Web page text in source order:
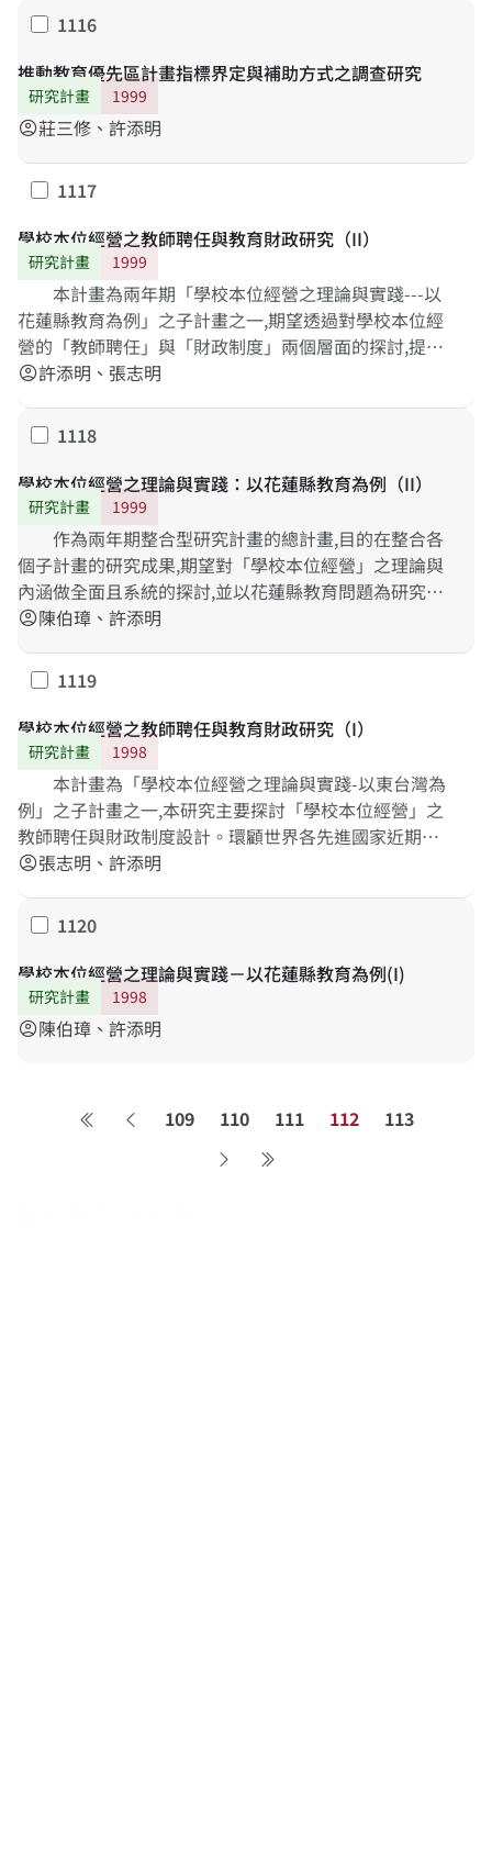
展計畫。我們發現民國77 年起，我國就已經要求學校擬
定校務發展計畫，但可惜都停留在經費的審核與撥款的
依據，而不在整體改善學校的運作與績效。我們再參酌
英國與澳洲維多利亞省校務發展計畫的內容與做法，得
出理想的校務發展計畫應包含五項主要內容：1. 學校願
景，2. 學校現況，3. 學校目標，4. 優先行動方案，5. 行
為規範，而這些內容都必須以有效提升學生學習為核
心；我們也建議校務發展計畫應納入責任績效制度架
構，才不致形同具文。
勾選1116
推動教育優先區計畫指標界定與補助方式之調查研究
研究計畫 1999
account_circle莊三修、許添明
勾選1117
學校本位經營之教師聘任與教育財政研究（II）
研究計畫 1999
本計畫為兩年期「學校本位經營之理論與實踐---以
花蓮縣教育為例」之子計畫之一,期望透過對學校本位經
營的「教師聘任」與「財政制度」兩個層面的探討,提供
落實學校本位經營的具體建議。 在教師聘任部份,我們建
於無責任負擔之教師所組成的委員會;而各校校長的遴選,
由各校教職員及家長代表組成的校長遴選委員會。 在財
政部份,我們建議學校本位的財政制度設計必須強調教育
理念的論述與教育結果的關連,並根據國外需求本位公式
(Needs-based formula)的設計理念,以及國內目前學校
經費分配制度的檢討,設計一套適合我國的學校本位財政
制度。
account_circle許添明、張志明
勾選1118
學校本位經營之理論與實踐：以花蓮縣教育為例（II）
研究計畫 1999
作為兩年期整合型研究計畫的總計畫,目的在整合各
個子計畫的研究成果,期望對「學校本位經營」之理論與
內涵做全面且系統的探討,並以花蓮縣教育問題為研究對
象,檢討「學校本位經營」在我國實踐的可能及其問題,並
本位經營」的參考。 本總計畫綜合整理各子計畫的研究
成果,並參考國外實施學校本位經營的內涵、失敗與成功
的原因,發現研究者非常肯定進入學校教育現場的行動研
究方式,也肯定學校本位經營賦予學校成員更多的專業自
主與教學工作成就感的貢獻;然而,本研究也發現學校本位
經營在我國若要成功實踐,必須注意(1)學校成員的增能
(Empowerment)與(2)制度的配套,兩者的影響力同等重
要。並且建議未來類似研究可在資訊回饋系統
(Information)與責任績效制度(Accountability)的建立繼
續探究,以提昇學生學習成就,達成教改目標。
account_circle陳伯璋、許添明
勾選1119
學校本位經營之教師聘任與教育財政研究（I）
研究計畫 1998
本計畫為「學校本位經營之理論與實踐-以東台灣為
例」之子計畫之一,本研究主要探討「學校本位經營」之
教師聘任與財政制度設計。環顧世界各先進國家近期發
展之趨勢,「學校本位經營」(School-based
略。而國內之教改趨勢也主張以推動「學校本位經營」
的方式,來簡化學校行政,進行實質之鬆綁工作。提倡者希
望透過給予學校較大自主空間的方式,使其能成為作決定
的主體;教育主管機關及各級教育行政機關,對學校乃是居
於監督、評鑑與協助的地位;尊重學校的專業自主,強調民
主化與充分授權的行政運作,讓與學校教育相關之人員代
行政中,「人事」與「經費」是影響實際行政的重要兩個
因素,因此藉由對教師聘任及財政制度的探討,可提供具體
account_circle張志明、許添明
勾選1120
學校本位經營之理論與實踐－以花蓮縣教育為例(I)
研究計畫 1998
account_circle陳伯璋、許添明
第一頁上一頁109 110 111 112
113
下一頁最後一頁